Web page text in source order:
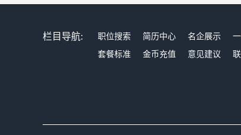
栏目导航: 职位搜索 简历中心 名企展示
套餐标准
金币充值 意见建议